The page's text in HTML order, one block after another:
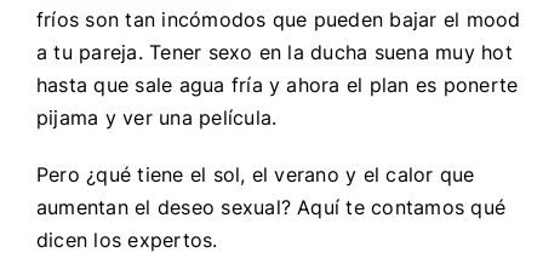
fríos son tan incómodos que pueden bajar el mood
a tu pareja. Tener sexo en la ducha suena muy hot
hasta que sale agua fría y ahora el plan es ponerte
pijama y ver una película.
Pero ¿qué tiene el sol, el verano y el calor que
aumentan el deseo sexual? Aquí te contamos qué
dicen los expertos.